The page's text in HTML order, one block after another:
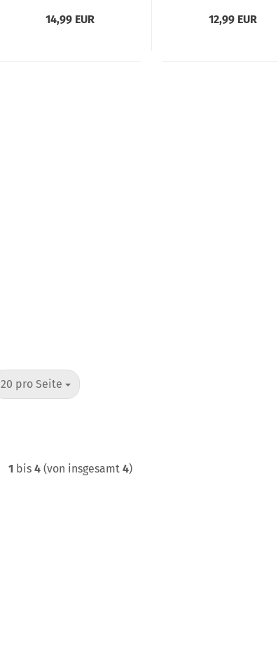
14,99 EUR 12,99 EUR
20 pro Seite
pro Seite
1 bis 4(von insgesamt 4)